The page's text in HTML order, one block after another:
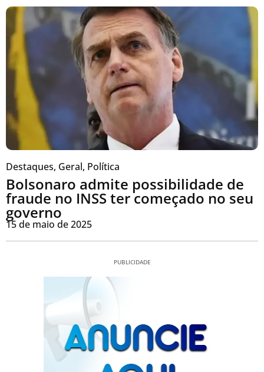
Destaques, Geral, Política
Bolsonaro admite possibilidade de
fraude no INSS ter começado no seu
governo
15 de maio de 2025
PUBLICIDADE